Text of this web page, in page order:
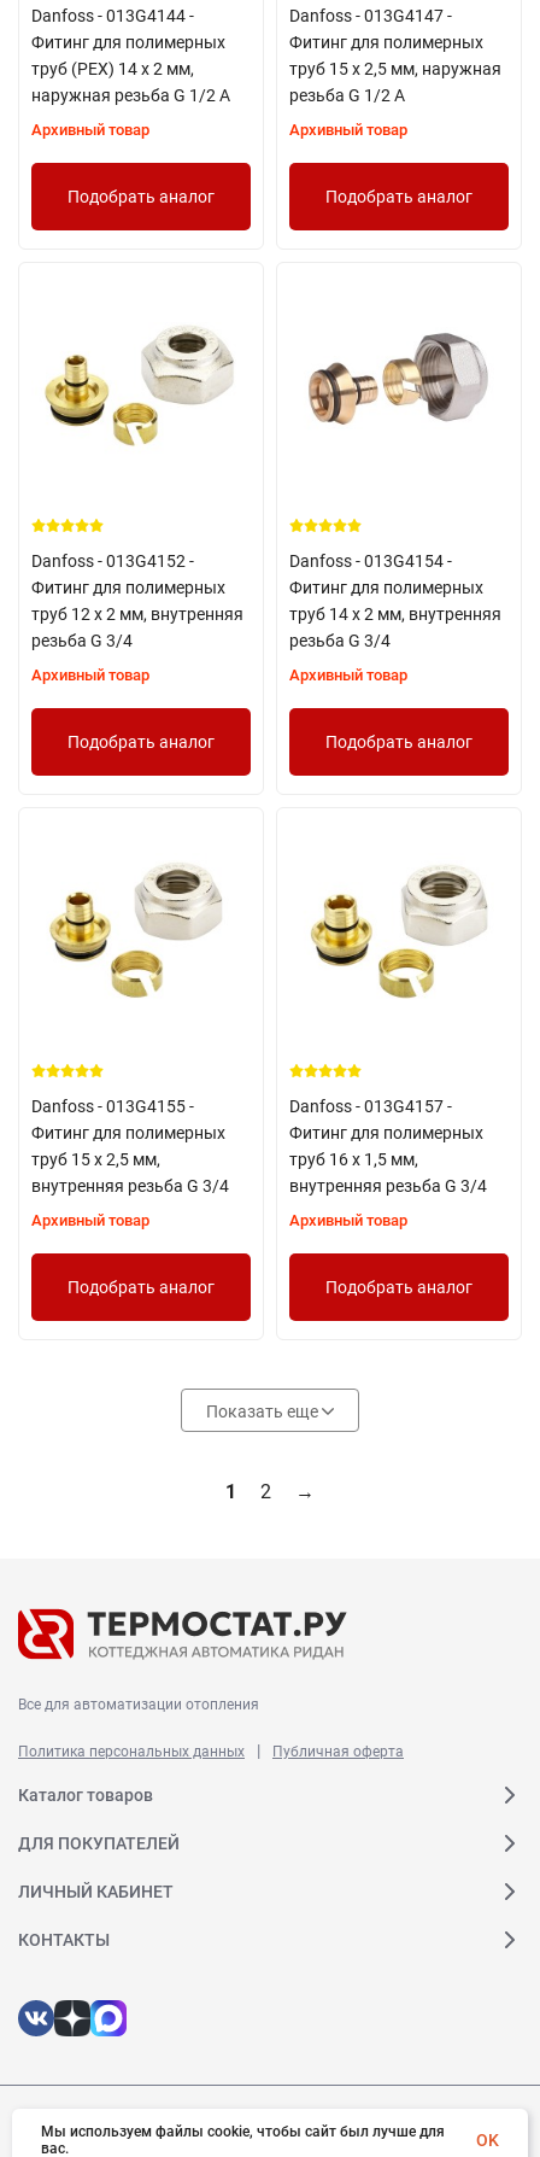
Danfoss - 013G4144 -
Фитинг для полимерных
труб (PEX) 14 x 2 мм,
наружная резьба G 1/2 A
Архивный товар
Подобрать аналог
Danfoss - 013G4147 -
Фитинг для полимерных
труб 15 x 2,5 мм, наружная
резьба G 1/2 A
Архивный товар
Подобрать аналог
Danfoss - 013G4152 -
Фитинг для полимерных
труб 12 x 2 мм, внутренняя
резьба G 3/4
Архивный товар
Подобрать аналог
Danfoss - 013G4154 -
Фитинг для полимерных
труб 14 x 2 мм, внутренняя
резьба G 3/4
Архивный товар
Подобрать аналог
Danfoss - 013G4155 -
Фитинг для полимерных
труб 15 x 2,5 мм,
внутренняя резьба G 3/4
Архивный товар
Подобрать аналог
Danfoss - 013G4157 -
Фитинг для полимерных
труб 16 x 1,5 мм,
внутренняя резьба G 3/4
Архивный товар
Подобрать аналог
Показать еще
1 2 →
Все для автоматизации отопления
Политика персональных данных | Публичная оферта
Каталог товаров
ДЛЯ ПОКУПАТЕЛЕЙ
ЛИЧНЫЙ КАБИНЕТ
КОНТАКТЫ
© 2026 Ридан. Все права защищены
Мы используем файлы cookie, чтобы сайт был лучше для
вас.
OK